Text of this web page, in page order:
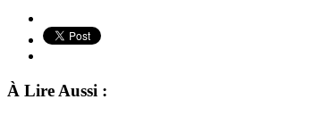
À Lire Aussi :